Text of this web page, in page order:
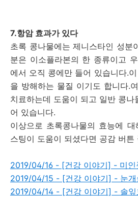
7.항암 효과가 있다
초록 콩나물에는 제니스타인 성분
분은 이소플라본의 한 종류이고
에서 오직 콩에만 들어 있습니다.
을 방해하는 물질 이기도 합니다.
치료하는데 도움이 되고 일반 콩
어 있습니다.
이상으로 초록콩나물의 효능에
스팅이 도움이 되셨다면 공감 버튼
2019/04/16 - [건강 이야기] - 미인
2019/04/15 - [건강 이야기] - 눈개
2019/04/14 - [건강 이야기] - 솔잎